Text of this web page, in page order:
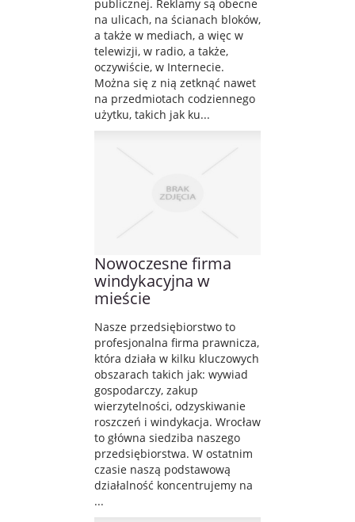
publicznej. Reklamy są obecne
na ulicach, na ścianach bloków,
a także w mediach, a więc w
telewizji, w radio, a także,
oczywiście, w Internecie.
Można się z nią zetknąć nawet
na przedmiotach codziennego
użytku, takich jak ku...
Nowoczesne firma
windykacyjna w
mieście
Nasze przedsiębiorstwo to
profesjonalna firma prawnicza,
która działa w kilku kluczowych
obszarach takich jak: wywiad
gospodarczy, zakup
wierzytelności, odzyskiwanie
roszczeń i windykacja. Wrocław
to główna siedziba naszego
przedsiębiorstwa. W ostatnim
czasie naszą podstawową
działalność koncentrujemy na
...